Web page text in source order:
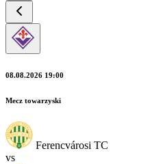
08.08.2026 19:00
Mecz towarzyski
Ferencvárosi TC
vs